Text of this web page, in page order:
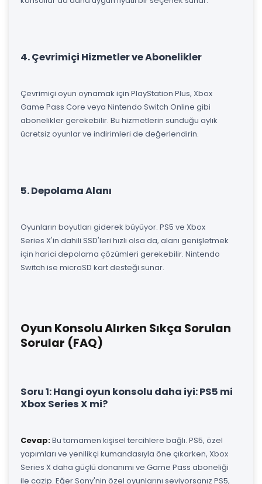
4. Çevrimiçi Hizmetler ve Abonelikler
Çevrimiçi oyun oynamak için PlayStation Plus, Xbox
Game Pass Core veya Nintendo Switch Online gibi
abonelikler gerekebilir. Bu hizmetlerin sunduğu aylık
ücretsiz oyunlar ve indirimleri de değerlendirin.
5. Depolama Alanı
Oyunların boyutları giderek büyüyor. PS5 ve Xbox
Series X'in dahili SSD'leri hızlı olsa da, alanı genişletmek
için harici depolama çözümleri gerekebilir. Nintendo
Switch ise microSD kart desteği sunar.
Oyun Konsolu Alırken Sıkça Sorulan
Sorular (FAQ)
Soru 1: Hangi oyun konsolu daha iyi: PS5 mi
Xbox Series X mi?
Cevap:Bu tamamen kişisel tercihlere bağlı. PS5, özel
yapımları ve yenilikçi kumandasıyla öne çıkarken, Xbox
Series X daha güçlü donanımı ve Game Pass aboneliği
ile cazip. Eğer Sony'nin özel oyunlarını seviyorsanız PS5,